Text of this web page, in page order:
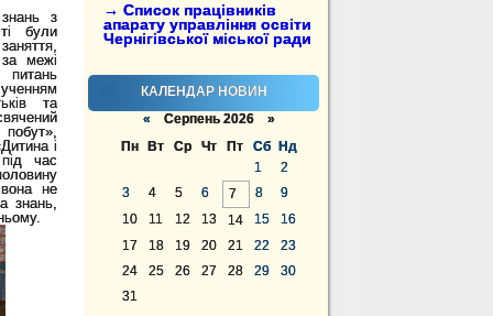
→ Список працівників
апарату управління освіти
Чернігівської міської ради
КАЛЕНДАР НОВИН
« Серпень 2026 »
Пн
Вт Ср Чт Пт Сб
Нд
1
2
3
4 5 6 7 8
9
10
11 12 13 14 15
16
17
18 19 20 21 22
23
24
25 26 27 28 29
30
31
з
були
за межі
та
і
час
не
знань,